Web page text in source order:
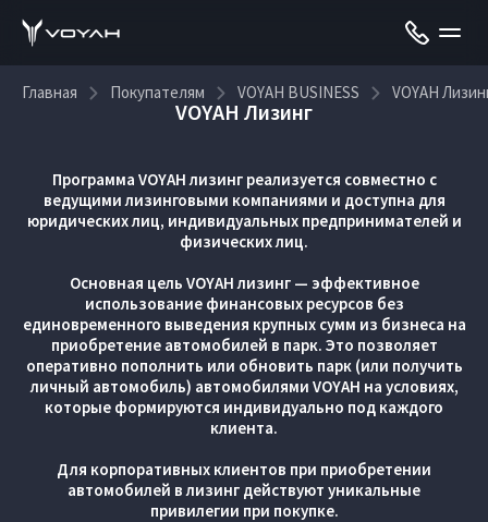
Главная Покупателям VOYAH BUSINESS VOYAH
VOYAH Лизинг
Программа VOYAH лизинг реализуется совместно с
ведущими лизинговыми компаниями и доступна для
юридических лиц, индивидуальных предпринимателей и
физических лиц.
Основная цель VOYAH лизинг — эффективное
использование финансовых ресурсов без
единовременного выведения крупных сумм из бизнеса на
приобретение автомобилей в парк. Это позволяет
оперативно пополнить или обновить парк (или получить
личный автомобиль) автомобилями VOYAH на условиях,
которые формируются индивидуально под каждого
клиента.
Для корпоративных клиентов при приобретении
автомобилей в лизинг действуют уникальные
привилегии при покупке.